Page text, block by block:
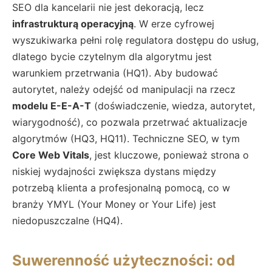
SEO dla kancelarii nie jest dekoracją, lecz
infrastrukturą operacyjną. W erze cyfrowej
wyszukiwarka pełni rolę regulatora dostępu do usług,
dlatego bycie czytelnym dla algorytmu jest
warunkiem przetrwania (HQ1). Aby budować
autorytet, należy odejść od manipulacji na rzecz
modelu E-E-A-T (doświadczenie, wiedza, autorytet,
wiarygodność), co pozwala przetrwać aktualizacje
algorytmów (HQ3, HQ11). Techniczne SEO, w tym
Core Web Vitals, jest kluczowe, ponieważ strona o
niskiej wydajności zwiększa dystans między
potrzebą klienta a profesjonalną pomocą, co w
branży YMYL (Your Money or Your Life) jest
niedopuszczalne (HQ4).
Suwerenność użyteczności: od